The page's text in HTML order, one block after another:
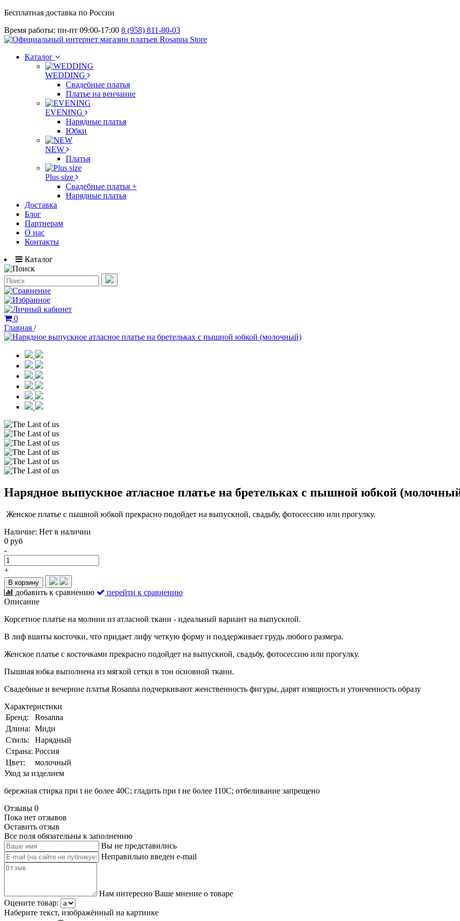
Бесплатная доставка по России
Время работы: пн-пт 09:00-17:00 8 (958) 811-80-03
Каталог
WEDDING
Свадебные платья
Платье на венчание
EVENING
Нарядные платья
Юбки
NEW
Платья
Plus size
Свадебные платья +
Нарядные платья
Доставка
Блог
Партнерам
О нас
Контакты
Каталог
0
Главная /
Нарядное выпускное атласное платье на бретельках с пышной юбкой
Женское платье с пышной юбкой прекрасно подойдет на выпускной, свадьбу, фотосессию или прогулку.
Наличие: Нет в наличии
0 руб
-
+
В корзину
добавить к сравнению
перейти к сравнению
Описание
Корсетное платье на молнии из атласной ткани - идеальный вариант на выпускной.
В лиф вшиты косточки, что придает лифу четкую форму и поддерживает грудь любого размера.
Женское платье с косточками прекрасно подойдет на выпускной, свадьбу, фотосессию или прогулку.
Пышная юбка выполнена из мягкой сетки в тон основной ткани.
Свадебные и вечерние платья Rosanna подчеркивают женственность фигуры, дарят изящность и утонченность образу
Характеристики
Бренд:
Rosanna
Длина: Миди
Стиль:
Нарядный
Страна: Россия
Цвет:
молочный
Уход за изделием
бережная стирка при t не более 40С; гладить при t не более 110С; отбеливание запрещено
Отзывы 0
Пока нет отзывов
Оставить отзыв
Все поля обязательны к заполнению
Вы не представились
Неправильно введен e-mail
Нам интересно Ваше мнение о товаре
Оцените товар:
Наберите текст, изображённый на картинке